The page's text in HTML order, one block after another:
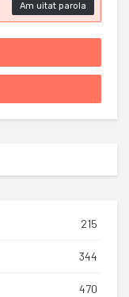
Am uitat parola
215
344
470